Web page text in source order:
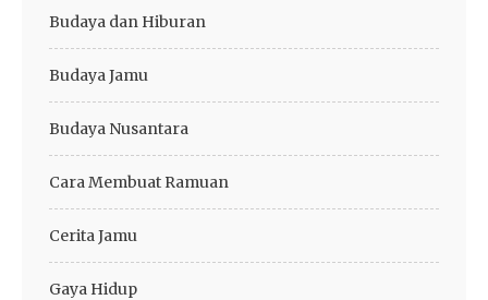
Budaya dan Hiburan
Budaya Jamu
Budaya Nusantara
Cara Membuat Ramuan
Cerita Jamu
Gaya Hidup